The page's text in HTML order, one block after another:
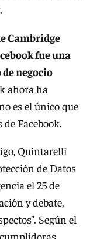
Cambridge
fue una
negocio
ahora ha
es el único que
Facebook.
Quintarelli
de Datos
el 25 de
y debate,
Según el